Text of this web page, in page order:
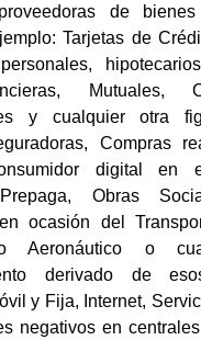
de
Tarjetas de
Mutuales,
y cualquier otra
Compras
digital en
Obras
ocasión del
Aeronáutico o
derivado de
y Fija, Internet,
negativos en